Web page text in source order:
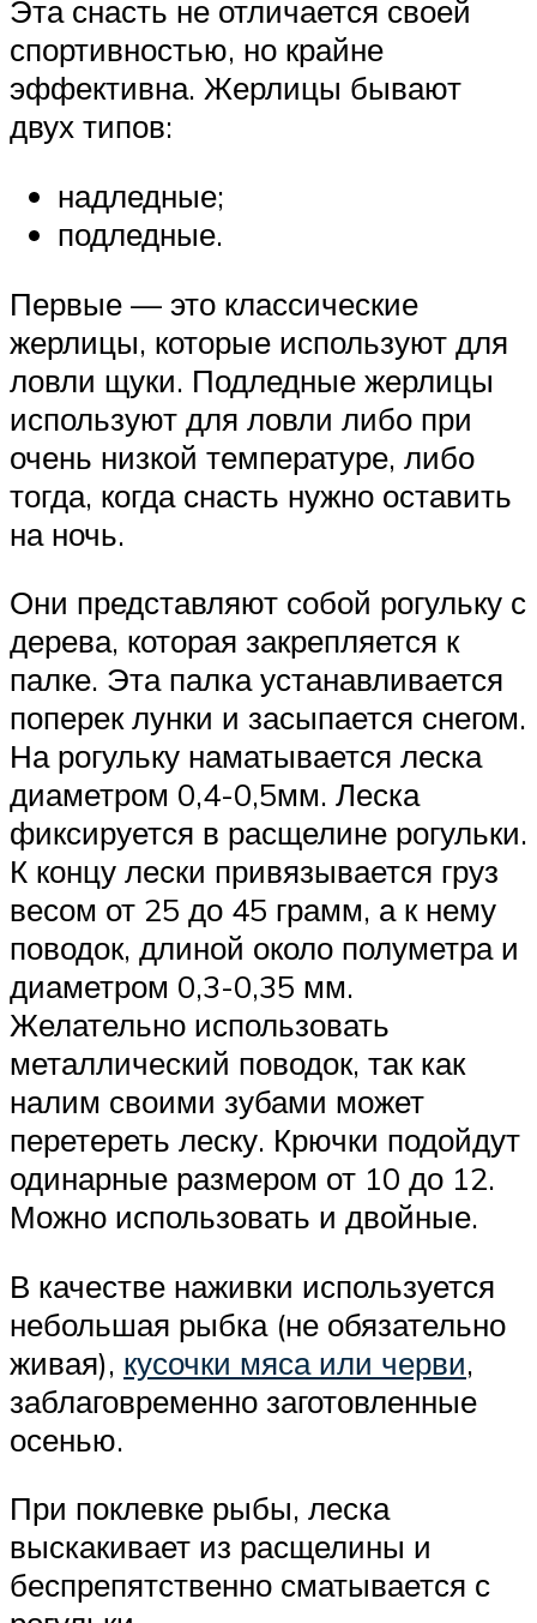
Эта снасть не отличается своей
спортивностью, но крайне
эффективна. Жерлицы бывают
двух типов:
надледные;
подледные.
Первые — это классические
жерлицы, которые используют для
ловли щуки. Подледные жерлицы
используют для ловли либо при
очень низкой температуре, либо
тогда, когда снасть нужно оставить
на ночь.
Они представляют собой рогульку с
дерева, которая закрепляется к
палке. Эта палка устанавливается
поперек лунки и засыпается снегом.
На рогульку наматывается леска
диаметром 0,4-0,5мм. Леска
фиксируется в расщелине рогульки.
К концу лески привязывается груз
весом от 25 до 45 грамм, а к нему
поводок, длиной около полуметра и
диаметром 0,3-0,35 мм.
Желательно использовать
металлический поводок, так как
налим своими зубами может
перетереть леску. Крючки подойдут
одинарные размером от 10 до 12.
Можно использовать и двойные.
В качестве наживки используется
небольшая рыбка (не обязательно
живая), кусочки мяса или черви,
заблаговременно заготовленные
осенью.
При поклевке рыбы, леска
выскакивает из расщелины и
беспрепятственно сматывается с